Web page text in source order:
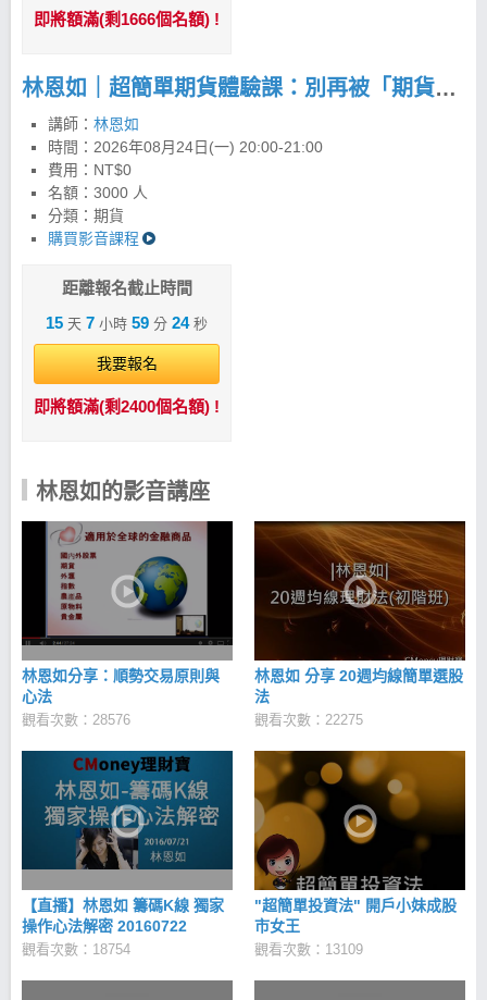
即將額滿(剩1666個名額) !
林恩如｜超簡單期貨體驗課：別再被「期貨很危險」限制你的獲利！
講師： 林恩如
時間： 2026年08月24日(一) 20:00-21:00
費用：NT$0
名額：3000 人
分類：期貨
購買影音課程
距離報名截止時間
15 天 7 小時 59 分 23秒
我要報名
即將額滿(剩2400個名額) !
林恩如的影音講座
林恩如分享：順勢交易原則與
心法
觀看次數：28576
林恩如 分享 20週均線簡單選股
法
觀看次數：22275
【直播】林恩如 籌碼K線 獨家
操作心法解密 20160722
觀看次數：18754
"超簡單投資法" 開戶小妹成股
市女王
觀看次數：13109